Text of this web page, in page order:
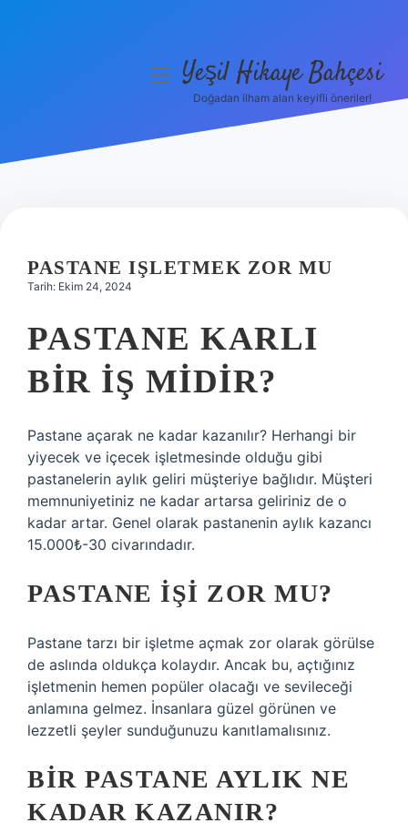
Hakkımızda
menüyüYeşil Hikaye Bahçesi
Doğadan ilham alan keyifli öneriler!
PASTANE IŞLETMEK ZOR MU
Tarih: Ekim 24, 2024
PASTANE KARLI
BIR IŞ MIDIR?
Pastane açarak ne kadar kazanılır? Herhangi bir
yiyecek ve içecek işletmesinde olduğu gibi
pastanelerin aylık geliri müşteriye bağlıdır. Müşteri
memnuniyetiniz ne kadar artarsa ​​geliriniz de o
kadar artar. Genel olarak pastanenin aylık kazancı
15.000₺-30 civarındadır.
PASTANE IŞI ZOR MU?
Pastane tarzı bir işletme açmak zor olarak görülse
de aslında oldukça kolaydır. Ancak bu, açtığınız
işletmenin hemen popüler olacağı ve sevileceği
anlamına gelmez. İnsanlara güzel görünen ve
lezzetli şeyler sunduğunuzu kanıtlamalısınız.
BIR PASTANE AYLIK NE
KADAR KAZANIR?